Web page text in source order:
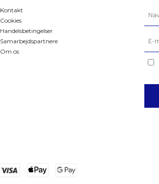
Kontakt
Cookies
Handelsbetingelser
Samarbejdspartnere
Om os